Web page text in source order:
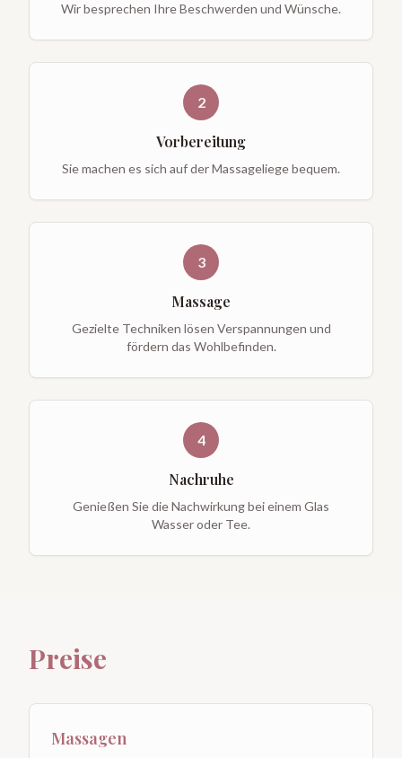
Wir besprechen Ihre Beschwerden und Wünsche.
2
Vorbereitung
Sie machen es sich auf der Massageliege bequem.
3
Massage
Gezielte Techniken lösen Verspannungen und
fördern das Wohlbefinden.
4
Nachruhe
Genießen Sie die Nachwirkung bei einem Glas
Wasser oder Tee.
Preise
Massagen